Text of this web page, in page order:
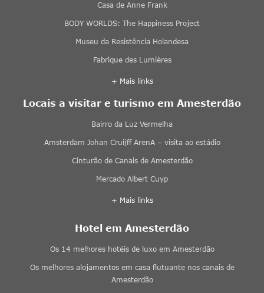
Casa de Anne Frank
BODY WORLDS: The Happiness Project
Museu da Resistência Holandesa
Fabrique des Lumières
+ Mais links
Locais a visitar e turismo em Amesterdão
Bairro da Luz Vermelha
Amsterdam Johan Cruijff ArenA – visita ao estádio
Cinturão de Canais de Amesterdão
Mercado Albert Cuyp
+ Mais links
Hotel em Amesterdão
Os 14 melhores hotéis de luxo em Amesterdão
Os melhores alojamentos em casa flutuante nos canais de
Amesterdão